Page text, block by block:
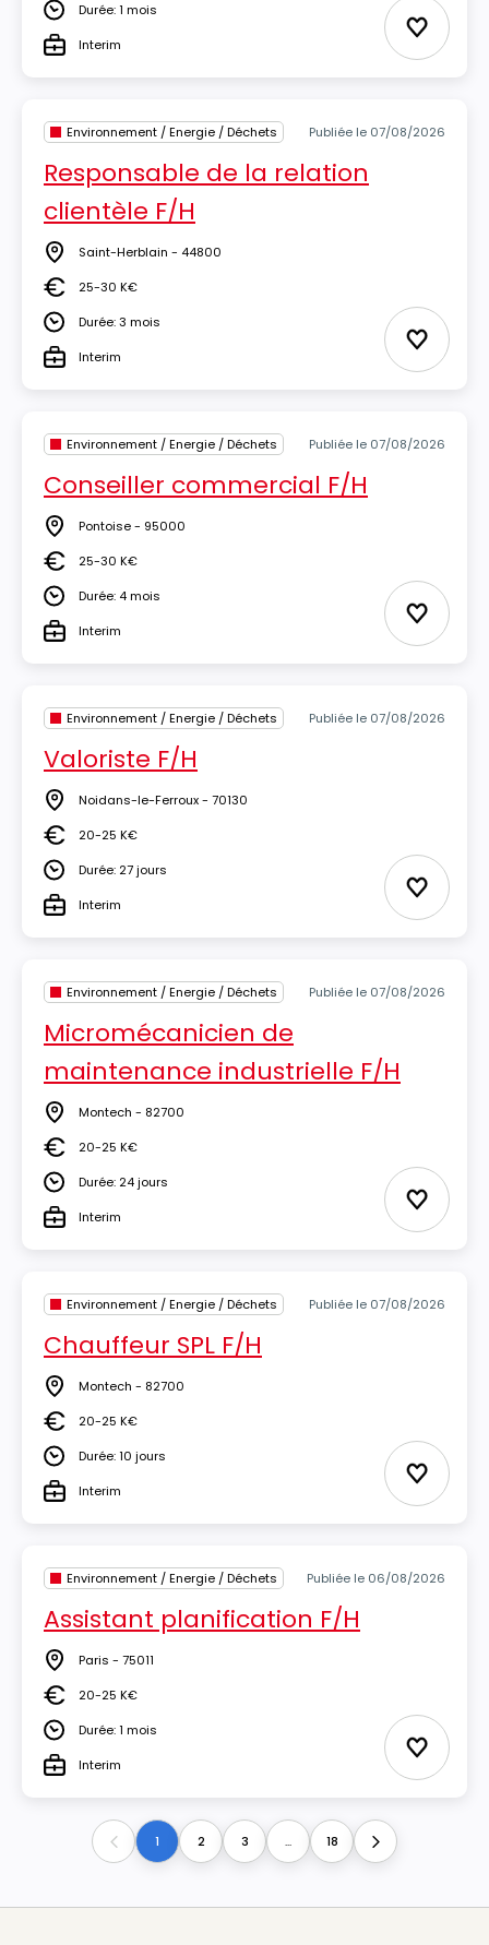
DuréeDurée: 1 mois
TypeInterim Ajouter
Environnement / Energie / Déchets Publiée le 07/08/2026
Responsable de la relation
clientèle F/H
Lieu Saint-Herblain - 44800
Salaire25-30 K€
DuréeDurée: 3 mois
TypeInterim Ajouter
Environnement / Energie / Déchets Publiée le 07/08/2026
Conseiller commercial F/H
Lieu Pontoise - 95000
Salaire25-30 K€
DuréeDurée: 4 mois
TypeInterim Ajouter
Environnement / Energie / Déchets Publiée le 07/08/2026
Valoriste F/H
Lieu Noidans-le-Ferroux - 70130
Salaire20-25 K€
DuréeDurée: 27 jours
TypeInterim Ajouter
Environnement / Energie / Déchets Publiée le 07/08/2026
Micromécanicien de
maintenance industrielle F/H
Lieu Montech - 82700
Salaire20-25 K€
DuréeDurée: 24 jours
TypeInterim Ajouter
Environnement / Energie / Déchets Publiée le 07/08/2026
Chauffeur SPL F/H
Lieu Montech - 82700
Salaire20-25 K€
DuréeDurée: 10 jours
TypeInterim Ajouter
Environnement / Energie / Déchets Publiée le 06/08/2026
Assistant planification F/H
Lieu Paris - 75011
Salaire20-25 K€
DuréeDurée: 1 mois
TypeInterim Ajouter
Previous1 2 3 ... 18 Next